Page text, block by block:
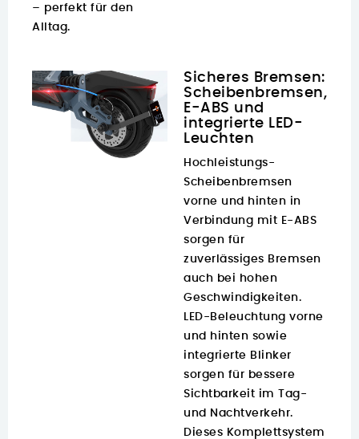
– perfekt für den
Alltag.
Sicheres Bremsen:
Scheibenbremsen,
E-ABS und
integrierte LED-
Leuchten
Hochleistungs-
Scheibenbremsen
vorne und hinten in
Verbindung mit E-ABS
sorgen für
zuverlässiges Bremsen
auch bei hohen
Geschwindigkeiten.
LED-Beleuchtung vorne
und hinten sowie
integrierte Blinker
sorgen für bessere
Sichtbarkeit im Tag-
und Nachtverkehr.
Dieses Komplettsystem